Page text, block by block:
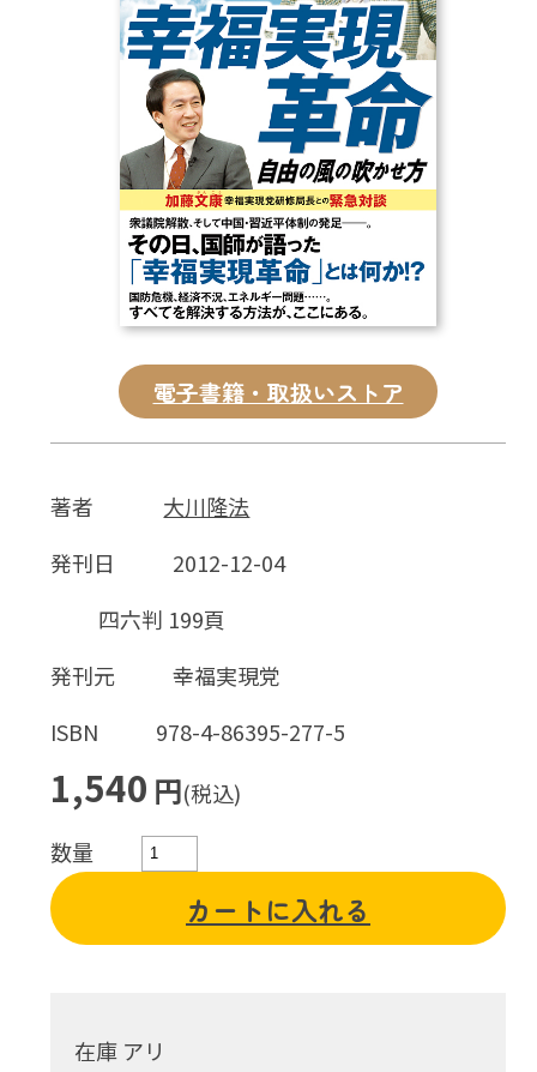
CD
DVD・ブルーレイ
雑貨
外国語
電子書籍・取扱いストア
著者
大川隆法
発刊日
2012-12-04
四六判 199頁
発刊元
幸福実現党
ISBN
978-4-86395-277-5
1,540 円(税込)
数量
カートに入れる
在庫 アリ